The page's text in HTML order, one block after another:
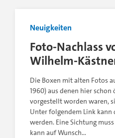
Neuigkeiten
Foto-Nachlass
Wilhelm-
Die Boxen mit alten Fotos
1960) aus denen hier
vorgestellt worden waren,
Unter folgendem Link
werden. Eine Sichtung
kann auf Wunsch…